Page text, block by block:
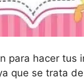
para hacer tus
que se trata